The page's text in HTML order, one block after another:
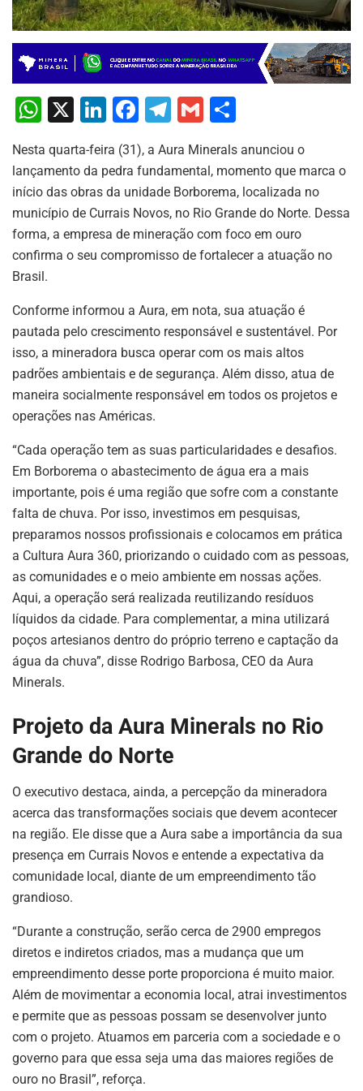
W
at
s
A
p
p
X
Li
k
e
dI
n
F
c
e
b
o
o
T
e
gr
a
m
G
ai
l
ar
e
Nesta quarta-feira (31), a Aura Minerals anunciou o
lançamento da pedra fundamental, momento que marca o
início das obras da unidade Borborema, localizada no
município de Currais Novos, no Rio Grande do Norte. Dessa
forma, a empresa de mineração com foco em ouro
confirma o seu compromisso de fortalecer a atuação no
Brasil.
Conforme informou a Aura, em nota, sua atuação é
pautada pelo crescimento responsável e sustentável. Por
isso, a mineradora busca operar com os mais altos
padrões ambientais e de segurança. Além disso, atua de
maneira socialmente responsável em todos os projetos e
operações nas Américas.
“Cada operação tem as suas particularidades e desafios.
Em Borborema o abastecimento de água era a mais
importante, pois é uma região que sofre com a constante
falta de chuva. Por isso, investimos em pesquisas,
preparamos nossos profissionais e colocamos em prática
a Cultura Aura 360, priorizando o cuidado com as pessoas,
as comunidades e o meio ambiente em nossas ações.
Aqui, a operação será realizada reutilizando resíduos
líquidos da cidade. Para complementar, a mina utilizará
poços artesianos dentro do próprio terreno e captação da
água da chuva”, disse Rodrigo Barbosa, CEO da Aura
Minerals.
Projeto da Aura Minerals no Rio
Grande do Norte
O executivo destaca, ainda, a percepção da mineradora
acerca das transformações sociais que devem acontecer
na região. Ele disse que a Aura sabe a importância da sua
presença em Currais Novos e entende a expectativa da
comunidade local, diante de um empreendimento tão
grandioso.
“Durante a construção, serão cerca de 2900 empregos
diretos e indiretos criados, mas a mudança que um
empreendimento desse porte proporciona é muito maior.
Além de movimentar a economia local, atrai investimentos
e permite que as pessoas possam se desenvolver junto
com o projeto. Atuamos em parceria com a sociedade e o
governo para que essa seja uma das maiores regiões de
ouro no Brasil”, reforça.